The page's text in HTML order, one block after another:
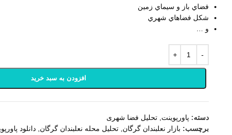
فضاي باز و سيماي زمين
شكل فضاهاي شهري
و …
افزودن به سبد خرید
دسته: پاورپوینت تحلیل فضا شهری
برچسب: بازار نعلبندان گرگان تحلیل محله نعلبندان گرگان دانلود